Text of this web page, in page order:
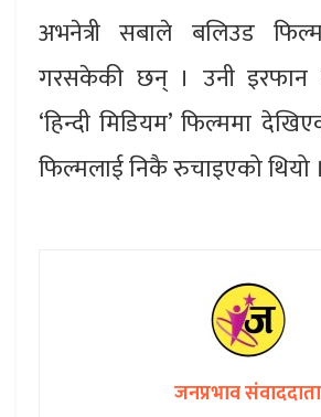
अभनेत्री सबाले बलिउड
गरसकेकी छन् । उनी इरफान
‘हिन्दी मिडियम’ फिल्ममा
फिल्मलाई निकै रुचाइएको थियो ।
जनप्रभाव संवाददाता